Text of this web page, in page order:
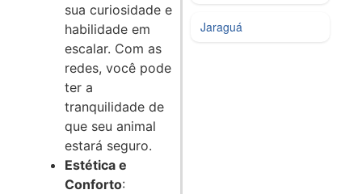
sua curiosidade e
habilidade em
escalar. Com as
redes, você pode
ter a
tranquilidade de
que seu animal
estará seguro.
Estética e
Conforto:
Jaraguá